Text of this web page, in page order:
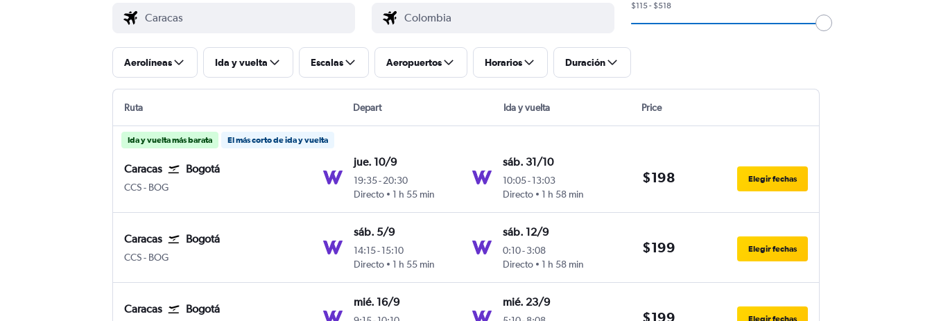
$115 - $518
Aerolíneas Ida y vuelta Escalas Aeropuertos Horarios Duración
Ruta Depart Ida y vuelta Price
Ida y vuelta más barata El más corto de ida y vuelta
Caracas Bogotá
CCSCaracas Internacional de Maiquetía Simón Bolívar
- BOG
jue. 10/9
19:35-20:30
Directo
1 h 55 min
sáb. 31/10
10:05-13:03
Directo
1 h 58 min
$198 Elegir fechas
Caracas Bogotá
CCSCaracas Internacional de Maiquetía Simón Bolívar
- BOG
sáb. 5/9
14:15-15:10
Directo
1 h 55 min
sáb. 12/9
0:10-3:08
Directo
1 h 58 min
$199 Elegir fechas
Caracas Bogotá
mié. 16/9 mié. 23/9
$199 Elegir fechas